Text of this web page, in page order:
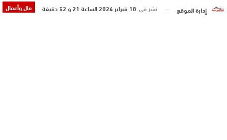
مال وأعمال إدارة الموقع نشر في 18 فبراير 2024 الساعة 21 و 52 دقيقة